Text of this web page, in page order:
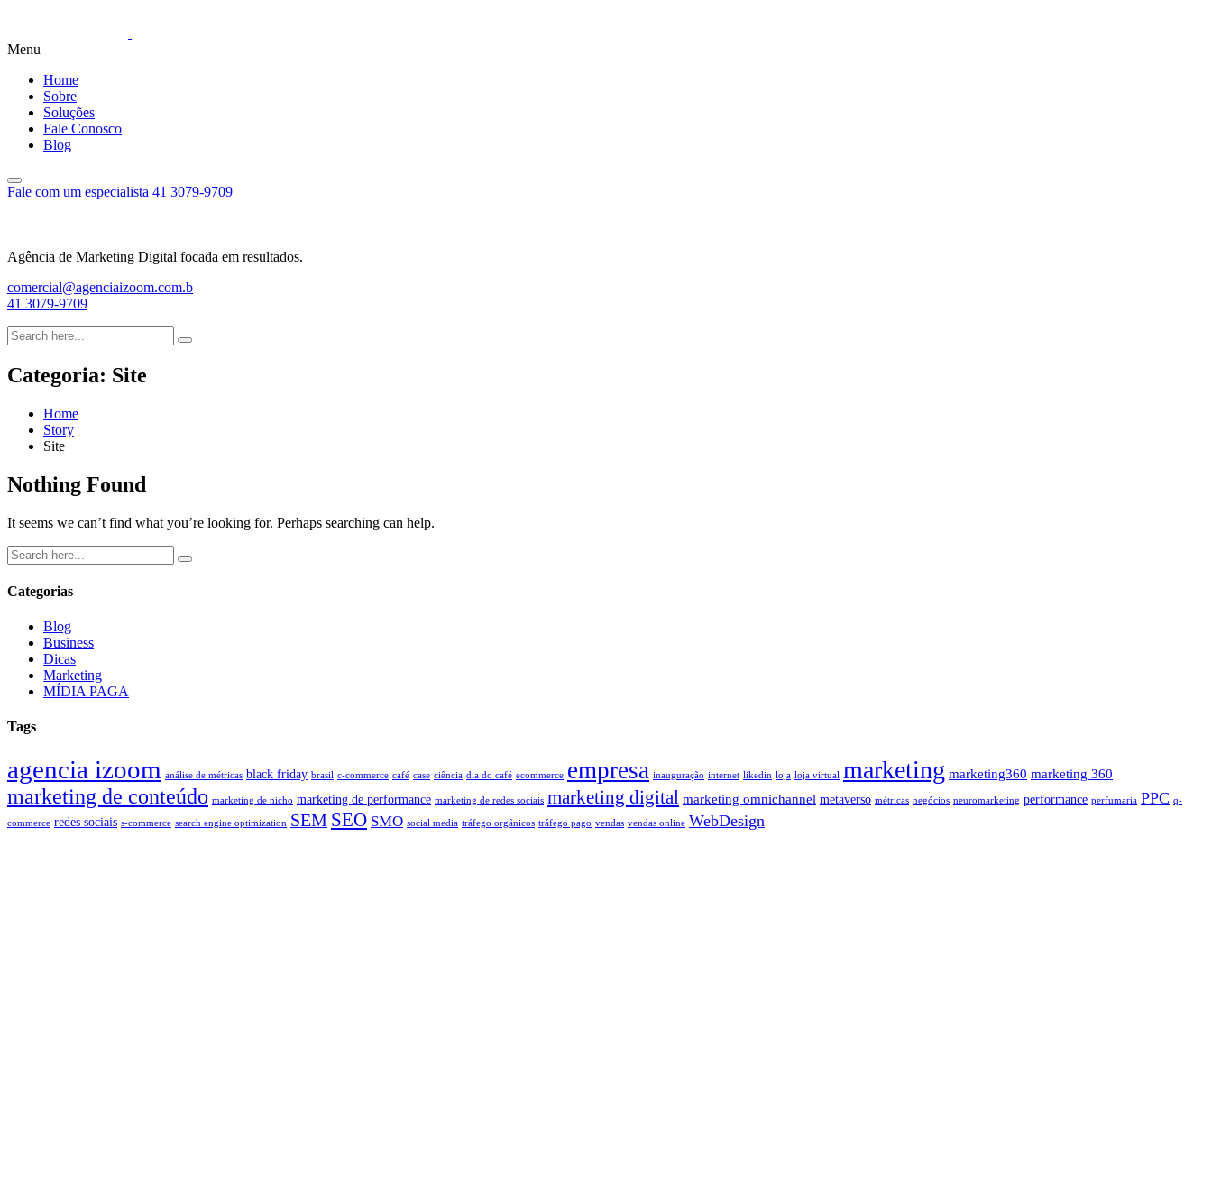
Menu
Home
Sobre
Soluções
Fale Conosco
Blog
Fale com um especialista 41 3079-9709
Agência de Marketing Digital focada em resultados.
comercial@agenciaizoom.com.b
41 3079-9709
Categoria: Site
Home
Story
Site
Nothing Found
It seems we can’t find what you’re looking for. Perhaps searching can help.
Categorias
Blog
Business
Dicas
Marketing
MÍDIA PAGA
Tags
agencia izoom análise de métricas black friday brasil c-commerce café case ciência dia do café ecommerce empresa inauguração internet likedin loja loja virtual marketing marketing360 marketing 360
marketing de conteúdo marketing de nicho marketing de performance marketing de redes sociais marketing digital marketing omnichannel metaverso métricas negócios neuromarketing performance perfumaria PPC q-
commerce redes sociais s-commerce search engine optimization SEM SEO SMO social media tráfego orgânicos tráfego pago vendas vendas online WebDesign